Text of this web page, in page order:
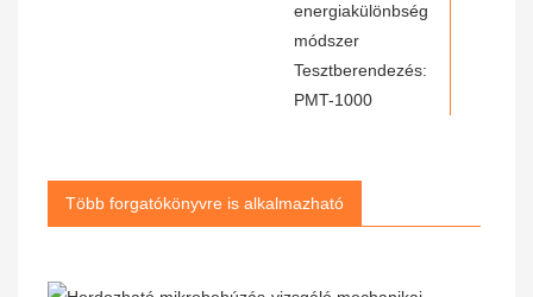
energiakülönbség
módszer
Tesztberendezés:
PMT-1000
Több forgatókönyvre is alkalmazható